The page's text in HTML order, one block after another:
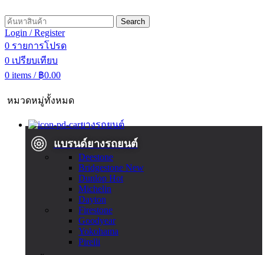
Search
Login / Register
0 รายการโปรด
0 เปรียบเทียบ
0 items / ฿0.00
หมวดหมู่ทั้งหมด
ยางรถยนต์
แบรนด์ยางรถยนต์
Deestone
Bridgestone New
Dunlop Hot
Michelin
Dayton
Firestone
Goodyear
Yokohama
Pirelli